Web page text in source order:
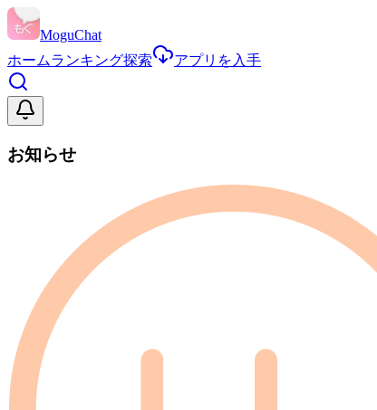
MoguChat
ホームランキング探索 アプリを入手
お知らせ